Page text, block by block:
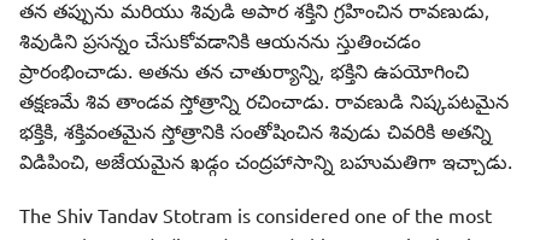
తన తప్పును మరియు శివుడి అపార శక్తిని గ్రహించిన రావణుడు,
శివుడిని ప్రసన్నం చేసుకోవడానికి ఆయనను స్తుతించడం
ప్రారంభించాడు. అతను తన చాతుర్యాన్ని, భక్తిని ఉపయోగించి
తక్షణమే శివ తాండవ స్తోత్రాన్ని రచించాడు. రావణుడి నిష్కపటమైన
భక్తికి, శక్తివంతమైన స్తోత్రానికి సంతోషించిన శివుడు చివరికి అతన్ని
విడిపించి, అజేయమైన ఖడ్గం చంద్రహాసాన్ని బహుమతిగా ఇచ్చాడు.
The Shiv Tandav Stotram is considered one of the most